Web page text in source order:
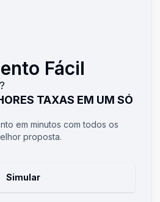
Fácil
TAXAS EM UM SÓ
em minutos com todos os
proposta.
Simular